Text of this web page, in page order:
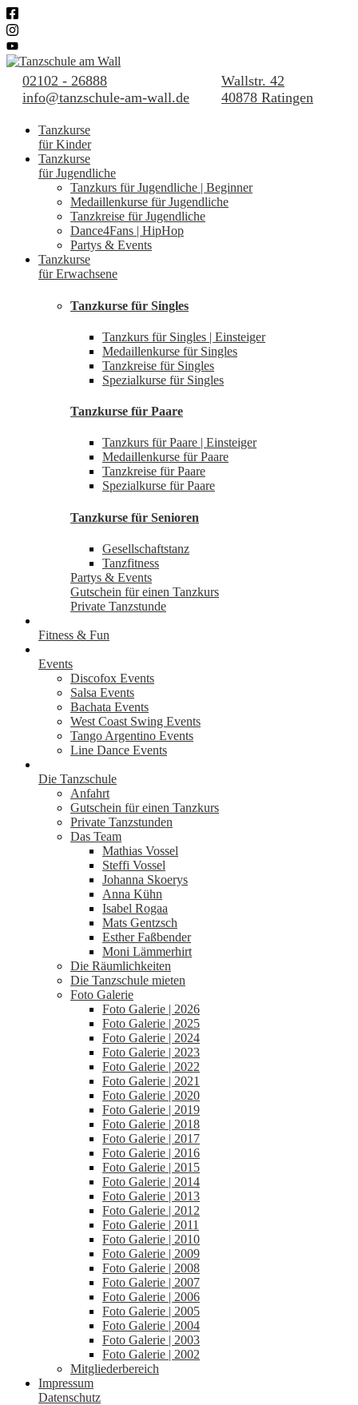
02102 - 26888
info@tanzschule-am-wall.de
Wallstr. 42
40878 Ratingen
Tanzkurse
für Kinder
Tanzkurse
für Jugendliche
Tanzkurs für Jugendliche | Beginner
Medaillenkurse für Jugendliche
Tanzkreise für Jugendliche
Dance4Fans | HipHop
Partys & Events
Tanzkurse
für Erwachsene
Tanzkurse für Singles
Tanzkurs für Singles | Einsteiger
Medaillenkurse für Singles
Tanzkreise für Singles
Spezialkurse für Singles
Tanzkurse für Paare
Tanzkurs für Paare | Einsteiger
Medaillenkurse für Paare
Tanzkreise für Paare
Spezialkurse für Paare
Tanzkurse für Senioren
Gesellschaftstanz
Tanzfitness
Partys & Events
Gutschein für einen Tanzkurs
Private Tanzstunde
Fitness & Fun
Events
Discofox Events
Salsa Events
Bachata Events
West Coast Swing Events
Tango Argentino Events
Line Dance Events
Die Tanzschule
Anfahrt
Gutschein für einen Tanzkurs
Private Tanzstunden
Das Team
Mathias Vossel
Steffi Vossel
Johanna Skoerys
Anna Kühn
Isabel Rogaa
Mats Gentzsch
Esther Faßbender
Moni Lämmerhirt
Die Räumlichkeiten
Die Tanzschule mieten
Foto Galerie
Foto Galerie | 2026
Foto Galerie | 2025
Foto Galerie | 2024
Foto Galerie | 2023
Foto Galerie | 2022
Foto Galerie | 2021
Foto Galerie | 2020
Foto Galerie | 2019
Foto Galerie | 2018
Foto Galerie | 2017
Foto Galerie | 2016
Foto Galerie | 2015
Foto Galerie | 2014
Foto Galerie | 2013
Foto Galerie | 2012
Foto Galerie | 2011
Foto Galerie | 2010
Foto Galerie | 2009
Foto Galerie | 2008
Foto Galerie | 2007
Foto Galerie | 2006
Foto Galerie | 2005
Foto Galerie | 2004
Foto Galerie | 2003
Foto Galerie | 2002
Mitgliederbereich
Impressum
Datenschutz